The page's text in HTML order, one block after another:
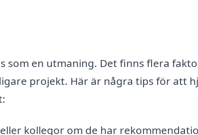
som en utmaning. Det finns flera
projekt. Här är några tips för att
kollegor om de har